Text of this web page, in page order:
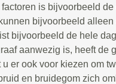
is bijvoorbeeld de
bijvoorbeeld
bijvoorbeeld de hele
aanwezig is, heeft de
er ook voor kiezen om
en bruidegom zich